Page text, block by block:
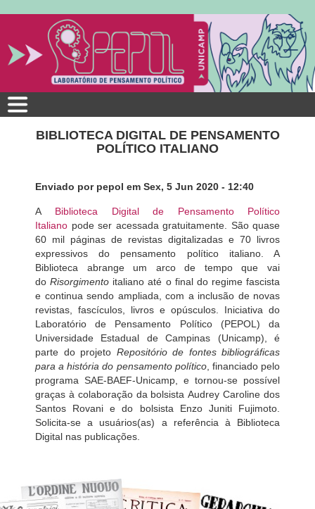
conteúdo
BIBLIOTECA DIGITAL DE PENSAMENTO
POLÍTICO ITALIANO
Enviado por pepol em Sex, 5 Jun 2020 - 12:40
A Biblioteca Digital de Pensamento Político
Italiano pode ser acessada gratuitamente. São quase
60 mil páginas de revistas digitalizadas e 70 livros
expressivos do pensamento político italiano. A
Biblioteca abrange um arco de tempo que vai
doRisorgimento italiano até o final do regime fascista
e continua sendo ampliada, com a inclusão de novas
revistas, fascículos, livros e opúsculos. Iniciativa do
Laboratório de Pensamento Político (PEPOL) da
Universidade Estadual de Campinas (Unicamp), é
parte do projeto Repositório de fontes bibliográficas
para a história do pensamento político, financiado pelo
programa SAE-BAEF-Unicamp, e tornou-se possível
graças à colaboração da bolsista Audrey Caroline dos
Santos Rovani e do bolsista Enzo Juniti Fujimoto.
Solicita-se a usuários(as) a referência à Biblioteca
Digital nas publicações.